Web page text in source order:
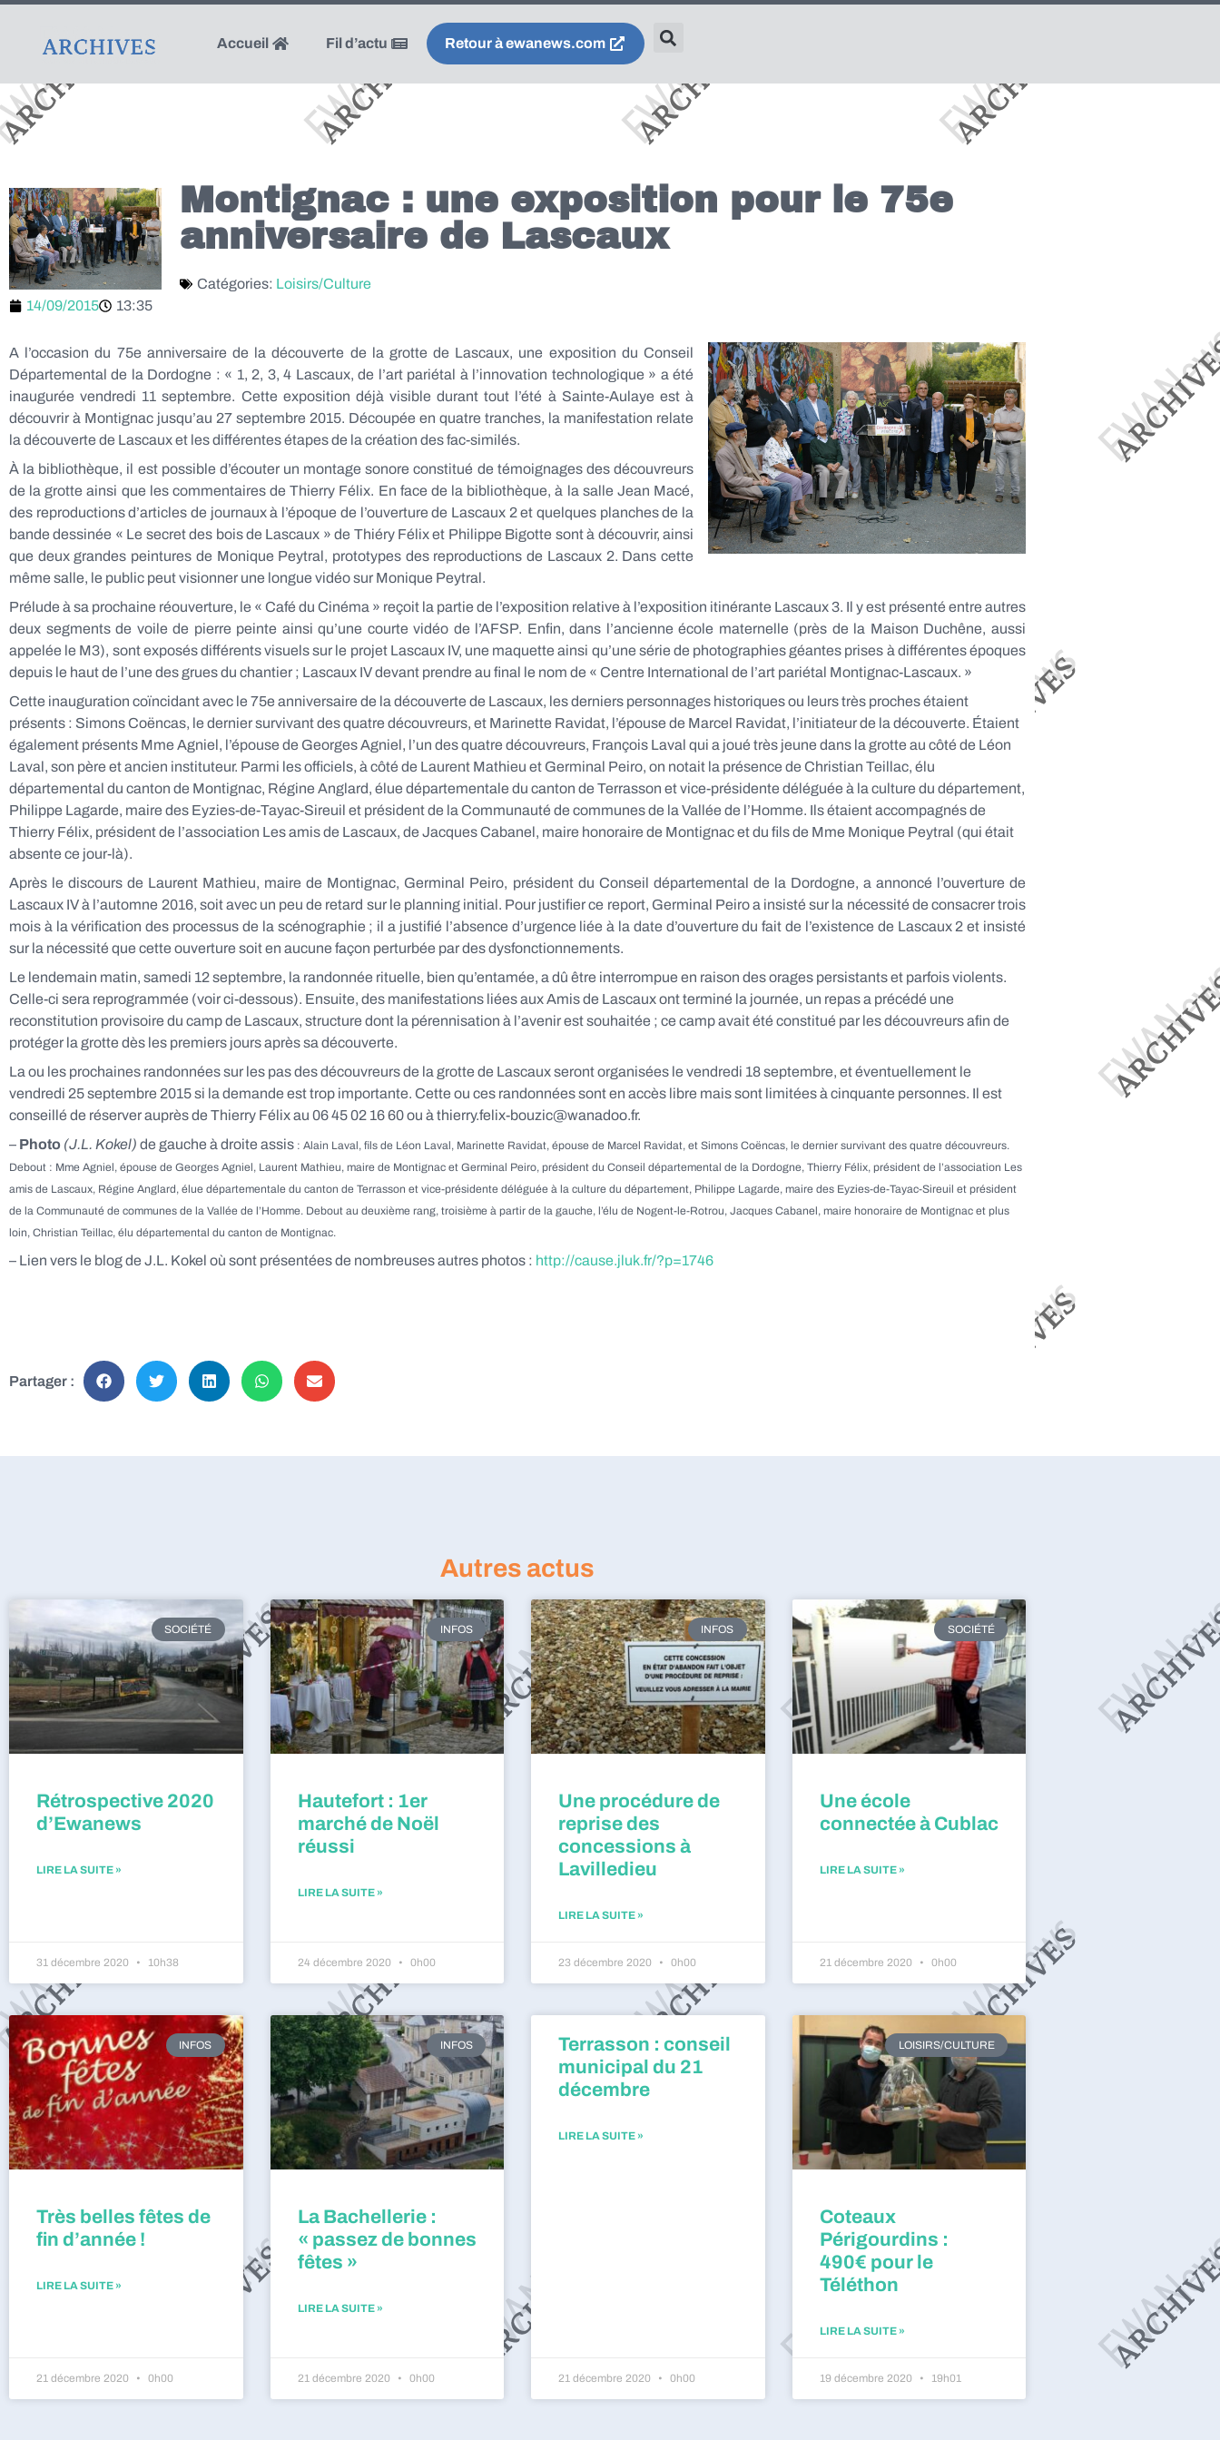
Accueil Fil d’actu Retour à ewanews.com
Montignac : une exposition pour le 75e
anniversaire de Lascaux
Catégories: Loisirs/Culture
14/09/2015
13:35
A l’occasion du 75e anniversaire de la découverte de la grotte de Lascaux, une exposition du Conseil
Départemental de la Dordogne : « 1, 2, 3, 4 Lascaux, de l’art pariétal à l’innovation technologique » a été
inaugurée vendredi 11 septembre. Cette exposition déjà visible durant tout l’été à Sainte-Aulaye est à
découvrir à Montignac jusqu’au 27 septembre 2015. Découpée en quatre tranches, la manifestation relate
la découverte de Lascaux et les différentes étapes de la création des fac-similés.
À la bibliothèque, il est possible d’écouter un montage sonore constitué de témoignages des découvreurs
de la grotte ainsi que les commentaires de Thierry Félix. En face de la bibliothèque, à la salle Jean Macé,
des reproductions d’articles de journaux à l’époque de l’ouverture de Lascaux 2 et quelques planches de la
bande dessinée « Le secret des bois de Lascaux » de Thiéry Félix et Philippe Bigotte sont à découvrir, ainsi
que deux grandes peintures de Monique Peytral, prototypes des reproductions de Lascaux 2. Dans cette
même salle, le public peut visionner une longue vidéo sur Monique Peytral.
Prélude à sa prochaine réouverture, le « Café du Cinéma » reçoit la partie de l’exposition relative à l’exposition itinérante Lascaux 3. Il y est présenté entre autres
deux segments de voile de pierre peinte ainsi qu’une courte vidéo de l’AFSP. Enfin, dans l’ancienne école maternelle (près de la Maison Duchêne, aussi
appelée le M3), sont exposés différents visuels sur le projet Lascaux IV, une maquette ainsi qu’une série de photographies géantes prises à différentes époques
depuis le haut de l’une des grues du chantier ; Lascaux IV devant prendre au final le nom de « Centre International de l’art pariétal Montignac-Lascaux. »
Cette inauguration coïncidant avec le 75e anniversaire de la découverte de Lascaux, les derniers personnages historiques ou leurs très proches étaient
présents : Simons Coëncas, le dernier survivant des quatre découvreurs, et Marinette Ravidat, l’épouse de Marcel Ravidat, l’initiateur de la découverte. Étaient
également présents Mme Agniel, l’épouse de Georges Agniel, l’un des quatre découvreurs, François Laval qui a joué très jeune dans la grotte au côté de Léon
Laval, son père et ancien instituteur. Parmi les officiels, à côté de Laurent Mathieu et Germinal Peiro, on notait la présence de Christian Teillac, élu
départemental du canton de Montignac, Régine Anglard, élue départementale du canton de Terrasson et vice-présidente déléguée à la culture du département,
Philippe Lagarde, maire des Eyzies-de-Tayac-Sireuil et président de la Communauté de communes de la Vallée de l’Homme. Ils étaient accompagnés de
Thierry Félix, président de l’association Les amis de Lascaux, de Jacques Cabanel, maire honoraire de Montignac et du fils de Mme Monique Peytral (qui était
absente ce jour-là).
Après le discours de Laurent Mathieu, maire de Montignac, Germinal Peiro, président du Conseil départemental de la Dordogne, a annoncé l’ouverture de
Lascaux IV à l’automne 2016, soit avec un peu de retard sur le planning initial. Pour justifier ce report, Germinal Peiro a insisté sur la nécessité de consacrer trois
mois à la vérification des processus de la scénographie ; il a justifié l’absence d’urgence liée à la date d’ouverture du fait de l’existence de Lascaux 2 et insisté
sur la nécessité que cette ouverture soit en aucune façon perturbée par des dysfonctionnements.
Le lendemain matin, samedi 12 septembre, la randonnée rituelle, bien qu’entamée, a dû être interrompue en raison des orages persistants et parfois violents.
Celle-ci sera reprogrammée (voir ci-dessous). Ensuite, des manifestations liées aux Amis de Lascaux ont terminé la journée, un repas a précédé une
reconstitution provisoire du camp de Lascaux, structure dont la pérennisation à l’avenir est souhaitée ; ce camp avait été constitué par les découvreurs afin de
protéger la grotte dès les premiers jours après sa découverte.
La ou les prochaines randonnées sur les pas des découvreurs de la grotte de Lascaux seront organisées le vendredi 18 septembre, et éventuellement le
vendredi 25 septembre 2015 si la demande est trop importante. Cette ou ces randonnées sont en accès libre mais sont limitées à cinquante personnes. Il est
conseillé de réserver auprès de Thierry Félix au 06 45 02 16 60 ou à thierry.felix-bouzic@wanadoo.fr.
– Photo (J.L. Kokel) de gauche à droite assis : Alain Laval, fils de Léon Laval, Marinette Ravidat, épouse de Marcel Ravidat, et Simons Coëncas, le dernier survivant des quatre découvreurs.
Debout : Mme Agniel, épouse de Georges Agniel, Laurent Mathieu, maire de Montignac et Germinal Peiro, président du Conseil départemental de la Dordogne, Thierry Félix, président de l’association Les
amis de Lascaux, Régine Anglard, élue départementale du canton de Terrasson et vice-présidente déléguée à la culture du département, Philippe Lagarde, maire des Eyzies-de-Tayac-Sireuil et président
de la Communauté de communes de la Vallée de l’Homme. Debout au deuxième rang, troisième à partir de la gauche, l’élu de Nogent-le-Rotrou, Jacques Cabanel, maire honoraire de Montignac et plus
loin, Christian Teillac, élu départemental du canton de Montignac.
– Lien vers le blog de J.L. Kokel où sont présentées de nombreuses autres photos : http://cause.jluk.fr/?p=1746
Partager :
Autres actus
SOCIÉTÉ
Rétrospective 2020
d’Ewanews
LIRE LA SUITE »
31 décembre 2020 10h38
INFOS
Hautefort : 1er
marché de Noël
réussi
LIRE LA SUITE »
24 décembre 2020 0h00
INFOS
Une procédure de
reprise des
concessions à
Lavilledieu
LIRE LA SUITE »
23 décembre 2020 0h00
SOCIÉTÉ
Une école
connectée à Cublac
LIRE LA SUITE »
21 décembre 2020 0h00
INFOS
Très belles fêtes de
fin d’année !
LIRE LA SUITE »
21 décembre 2020 0h00
INFOS
La Bachellerie :
« passez de bonnes
fêtes »
LIRE LA SUITE »
21 décembre 2020 0h00
Terrasson : conseil
municipal du 21
décembre
LIRE LA SUITE »
21 décembre 2020 0h00
LOISIRS/CULTURE
Coteaux
Périgourdins :
490€ pour le
Téléthon
LIRE LA SUITE »
19 décembre 2020 19h01